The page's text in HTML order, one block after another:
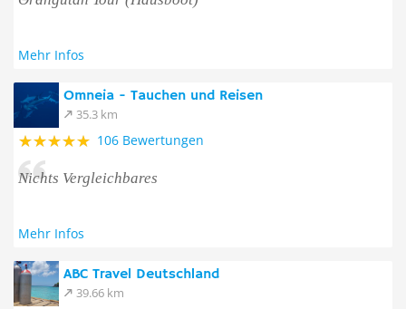
Mehr Infos
Omneia - Tauchen und Reisen
35.3 km
106 Bewertungen
Nichts Vergleichbares
Mehr Infos
ABC Travel Deutschland
39.66 km